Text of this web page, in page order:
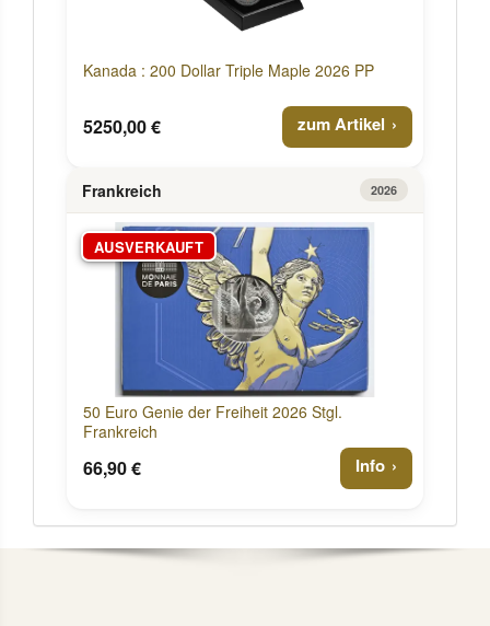
Kanada : 200 Dollar Triple Maple 2026 PP
5250,00 € zum Artikel
Frankreich 2026
AUSVERKAUFT
50 Euro Genie der Freiheit 2026 Stgl.
Frankreich
66,90 € Info